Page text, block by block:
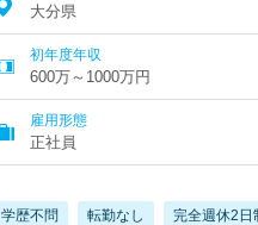
大分県
初年度年収
600万～1000万円
雇用形態
正社員
学歴不問 転勤なし 完全週休2日